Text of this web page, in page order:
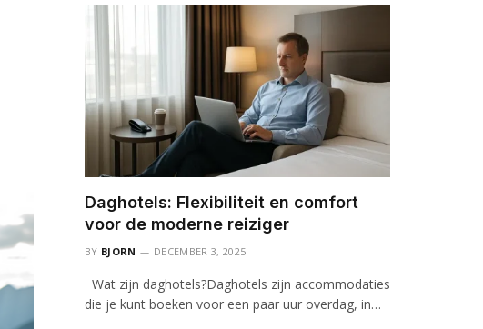
Daghotels: Flexibiliteit en comfort
voor de moderne reiziger
BY BJORN DECEMBER 3, 2025
Wat zijn daghotels?Daghotels zijn accommodaties
die je kunt boeken voor een paar uur overdag, in…